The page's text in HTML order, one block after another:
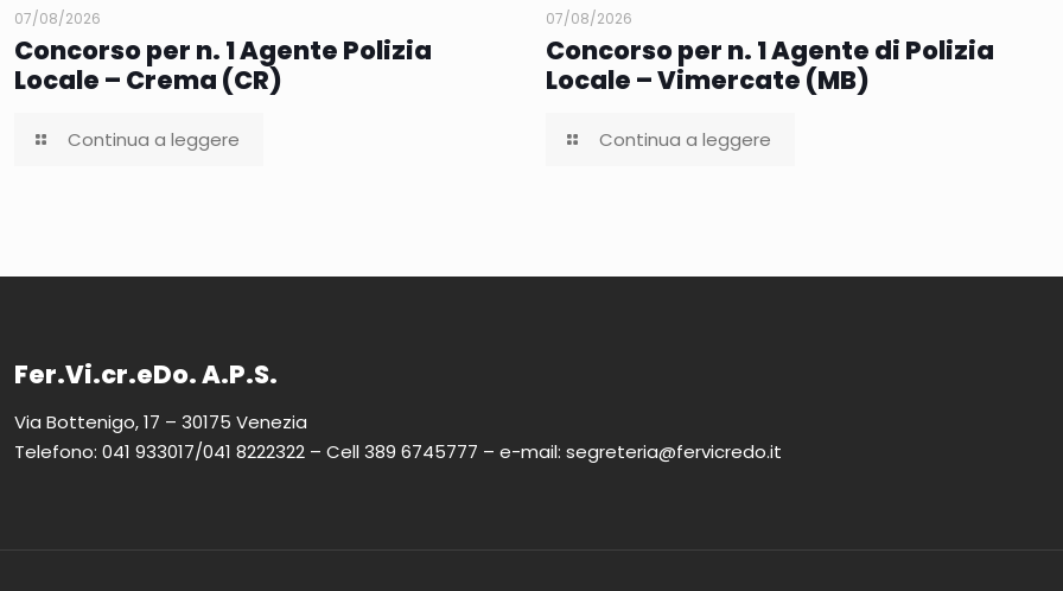
07/08/2026
Concorso per n. 1 Agente Polizia
Locale – Crema (CR)
Continua a leggere
07/08/2026
Concorso per n. 1 Agente di Polizia
Locale – Vimercate (MB)
Continua a leggere
Fer.Vi.cr.eDo. A.P.S.
Via Bottenigo, 17 – 30175 Venezia
Telefono: 041 933017/041 8222322 – Cell 389 6745777 – e-mail: segreteria@fervicredo.it